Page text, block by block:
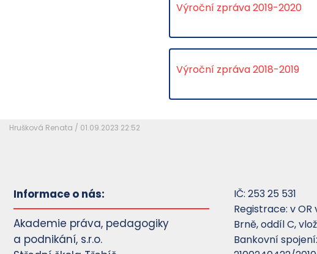
Výroční zpráva 2019-2020
Výroční zpráva 2018-2019
Hrušková Renata / 01.09.2023 22:52
Informace o nás:
Akademie práva, pedagogiky
a podnikání, s.r.o.
IČ: 253 25 531
Registrace: v OR
Brně, oddíl C,
Bankovní spojení: